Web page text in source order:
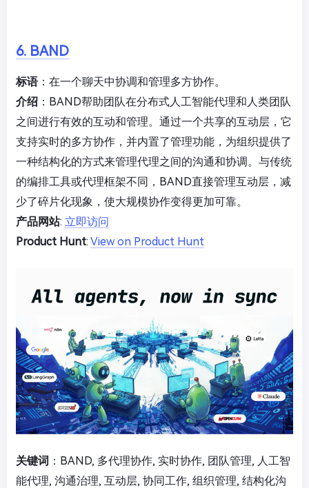
6. BAND
标语：在一个聊天中协调和管理多方协作。
介绍 ：BAND帮助团队在分布式人工智能代理和人类团队
之间进行有效的互动和管理。通过一个共享的互动层，它
支持实时的多方协作，并内置了管理功能，为组织提供了
一种结构化的方式来管理代理之间的沟通和协调。与传统
的编排工具或代理框架不同，BAND直接管理互动层，减
少了碎片化现象，使大规模协作变得更加可靠。
产品网站: 立即访问
Product Hunt: View on Product Hunt
关键词 ：BAND, 多代理协作, 实时协作, 团队管理, 人工智
能代理, 沟通治理, 互动层, 协同工作, 组织管理, 结构化沟